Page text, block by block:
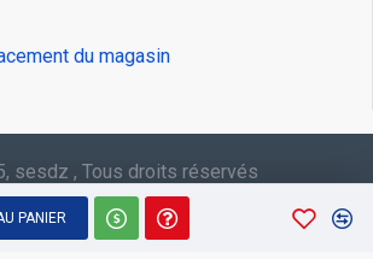
PANIER
du magasin
sesdz , Tous droits réservés